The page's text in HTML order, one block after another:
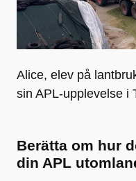
Alice, elev på
sin APL-upplevelse i
Berätta om hur
din APL